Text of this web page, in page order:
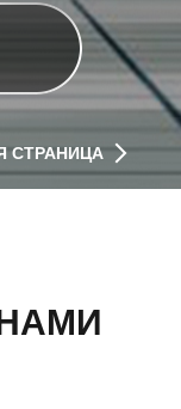
СТРАНИЦА